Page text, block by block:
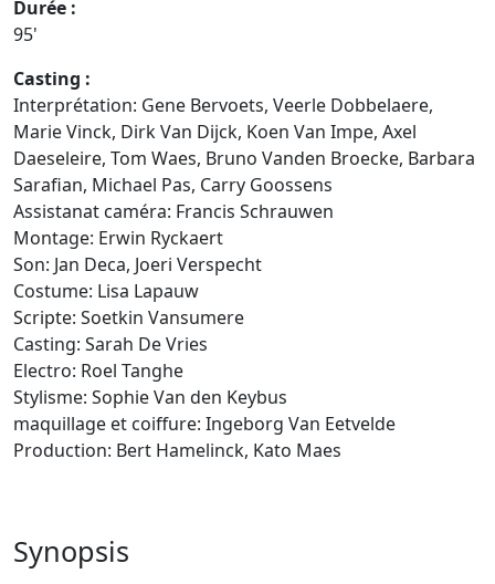
Durée :
95'
Casting :
Interprétation: Gene Bervoets, Veerle Dobbelaere,
Marie Vinck, Dirk Van Dijck, Koen Van Impe, Axel
Daeseleire, Tom Waes, Bruno Vanden Broecke, Barbara
Sarafian, Michael Pas, Carry Goossens
Assistanat caméra: Francis Schrauwen
Montage: Erwin Ryckaert
Son: Jan Deca, Joeri Verspecht
Costume: Lisa Lapauw
Scripte: Soetkin Vansumere
Casting: Sarah De Vries
Electro: Roel Tanghe
Stylisme: Sophie Van den Keybus
maquillage et coiffure: Ingeborg Van Eetvelde
Production: Bert Hamelinck, Kato Maes
Synopsis